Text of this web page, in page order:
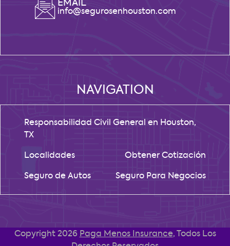
EMAIL
info@segurosenhouston.com
NAVIGATION
Responsabilidad Civil General en Houston,
TX
Localidades Obtener Cotización
Seguro de Autos Seguro Para Negocios
Copyright 2026 Paga Menos Insurance, Todos Los